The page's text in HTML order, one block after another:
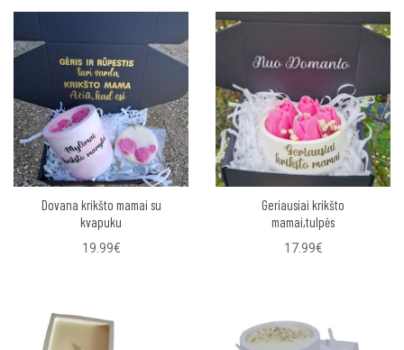
Dovana krikšto mamai su
kvapuku
19.99€
Geriausiai krikšto
mamai,tulpės
17.99€